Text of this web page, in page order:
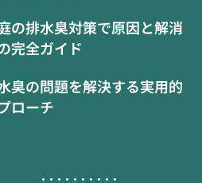
の排水臭対策で原因と解消
完全ガイド
臭の問題を解決する実用的
ローチ